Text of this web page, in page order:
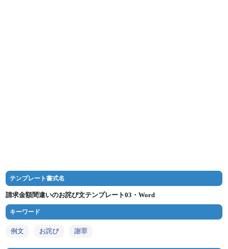
テンプレート書式名
請求金額間違いのお詫び文テンプレート03・Word
キーワード
例文 お詫び 謝罪